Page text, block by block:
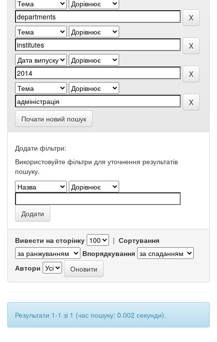
Почати новий пошук
Додати фільтри:
Використовуйте фільтри для уточнення результатів
пошуку.
Вивести на сторінку | Сортування
Впорядкування
Автори
Результати 1-1 зі 1 (час пошуку: 0.002 секунди).